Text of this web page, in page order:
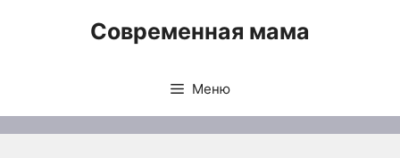
Современная мама
Меню